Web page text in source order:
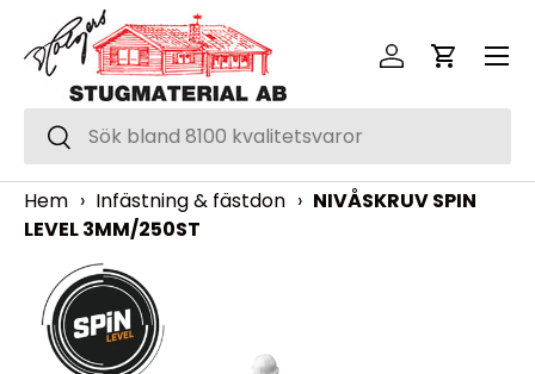
Hoppa över
Sök
Sök
Logga inVagn
Meny
Hem › Infästning & fästdon › NIVÅSKRUV SPIN
LEVEL 3MM/250ST